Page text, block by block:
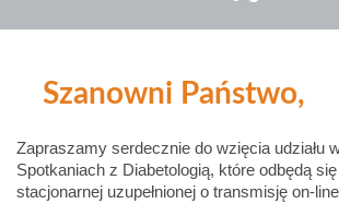
Szanowni Państwo,
Zapraszamy serdecznie do wzięcia udziału
Spotkaniach z Diabetologią, które odbędą
stacjonarnej uzupełnionej o transmisję on-